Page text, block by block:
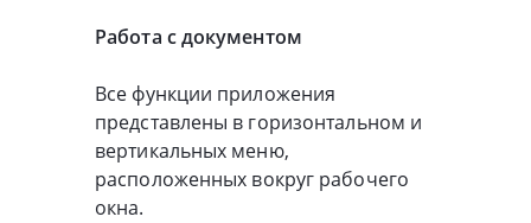
Работа с документом
Все функции приложения
представлены в горизонтальном и
вертикальных меню,
расположенных вокруг рабочего
окна.